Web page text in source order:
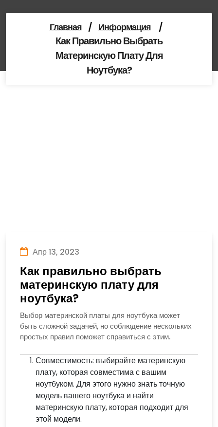
Главная / Информация /
Как Правильно Выбрать
Материнскую Плату Для
Ноутбука?
Апр 13, 2023
Как правильно выбрать
материнскую плату для
ноутбука?
Выбор материнской платы для ноутбука может
быть сложной задачей, но соблюдение нескольких
простых правил поможет справиться с этим.
Совместимость: выбирайте материнскую
плату, которая совместима с вашим
ноутбуком. Для этого нужно знать точную
модель вашего ноутбука и найти
материнскую плату, которая подходит для
этой модели.